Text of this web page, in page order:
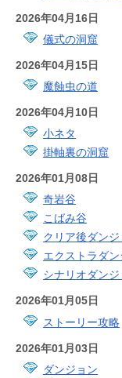
2026年04月16日
儀式の洞窟
2026年04月15日
魔蝕虫の道
2026年04月10日
小ネタ
掛軸裏の洞窟
2026年01月08日
奇岩谷
こばみ谷
クリア後ダンジ
エクストラダン
シナリオダンジ
2026年01月05日
ストーリー攻略
2026年01月03日
ダンジョン